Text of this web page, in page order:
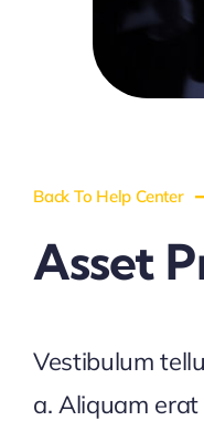
Back To Help Center
Asset
Vestibulum
a. Aliquam